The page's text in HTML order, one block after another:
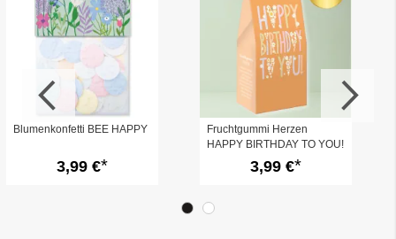
Blumenkonfetti BEE HAPPY
3,99 €
Fruchtgummi Herzen
HAPPY BIRTHDAY TO YOU!
- Flower Power
3,99 €